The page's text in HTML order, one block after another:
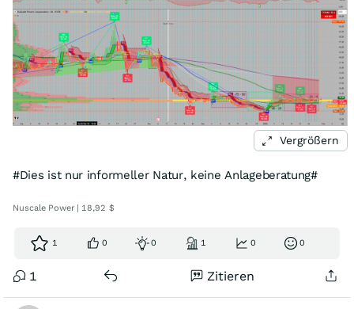
Vergrößern
#Dies ist nur informeller Natur, keine Anlageberatung#
Nuscale Power | 18,92 $
1 0 0 1 0 0
1 Zitieren